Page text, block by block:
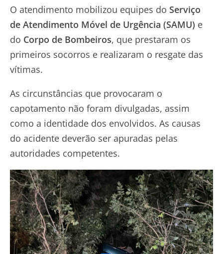
O atendimento mobilizou equipes do Serviço
de Atendimento Móvel de Urgência (SAMU) e
do Corpo de Bombeiros, que prestaram os
primeiros socorros e realizaram o resgate das
vítimas.
As circunstâncias que provocaram o
capotamento não foram divulgadas, assim
como a identidade dos envolvidos. As causas
do acidente deverão ser apuradas pelas
autoridades competentes.